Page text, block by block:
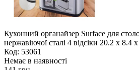
Кухонний органайзер Surface для
нержавіючої сталі 4 відсіки 20.2 х 8.4
Код: 53061
Немає в наявності